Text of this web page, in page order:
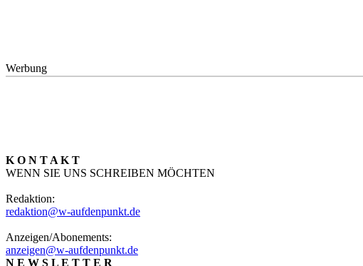
Werbung
K O N T A K T
WENN SIE UNS SCHREIBEN MÖCHTEN
Redaktion:
redaktion@w-aufdenpunkt.de
Anzeigen/Abonements:
anzeigen@w-aufdenpunkt.de
N E W S L E T T E R